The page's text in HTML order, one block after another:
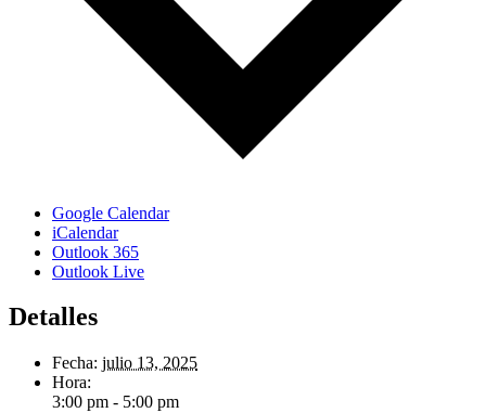
Google Calendar
iCalendar
Outlook 365
Outlook Live
Detalles
Fecha: julio 13, 2025
Hora:
3:00 pm - 5:00 pm